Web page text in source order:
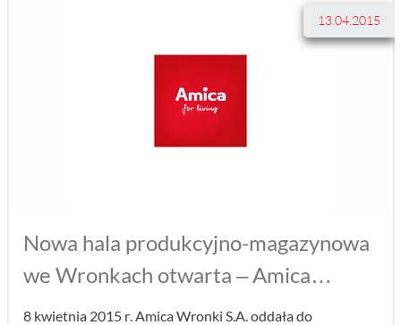
Nowa hala produkcyjno-magazynowa
we Wronkach otwarta – Amica
zwiększa moce produkcyjne
8 kwietnia 2015 r. Amica Wronki S.A. oddała do
13.04.2015